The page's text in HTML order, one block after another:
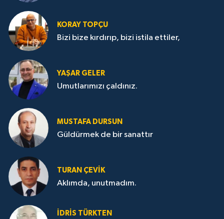
KORAY TOPÇU
Bizi bize kırdırıp, bizi istila ettiler,
YAŞAR GELER
Umutlarımızı çaldınız.
MUSTAFA DURSUN
Güldürmek de bir sanattır
TURAN ÇEVİK
Aklımda, unutmadım.
İDRİS TÜRKTEN